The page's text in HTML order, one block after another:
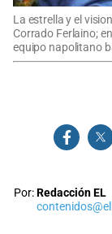
La estrella y el
Corrado Ferlaino;
equipo napolitano
Por:Redacción EL